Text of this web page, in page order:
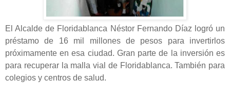
El Alcalde de Floridablanca Néstor Fernando Díaz logró un
préstamo de 16 mil millones de pesos para invertirlos
próximamente en esa ciudad. Gran parte de la inversión es
para recuperar la malla vial de Floridablanca. También para
colegios y centros de salud.